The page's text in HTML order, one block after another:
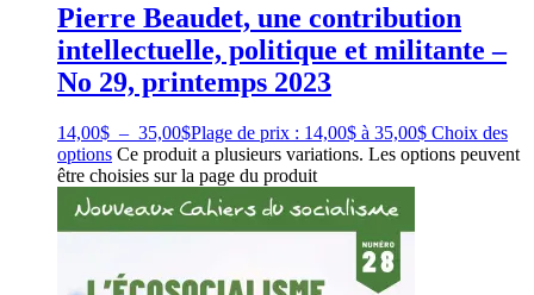
Pierre Beaudet, une contribution
intellectuelle, politique et militante –
No 29, printemps 2023
14,00$ – 35,00$Plage de prix : 14,00$ à 35,00$ Choix des
options Ce produit a plusieurs variations. Les options peuvent
être choisies sur la page du produit